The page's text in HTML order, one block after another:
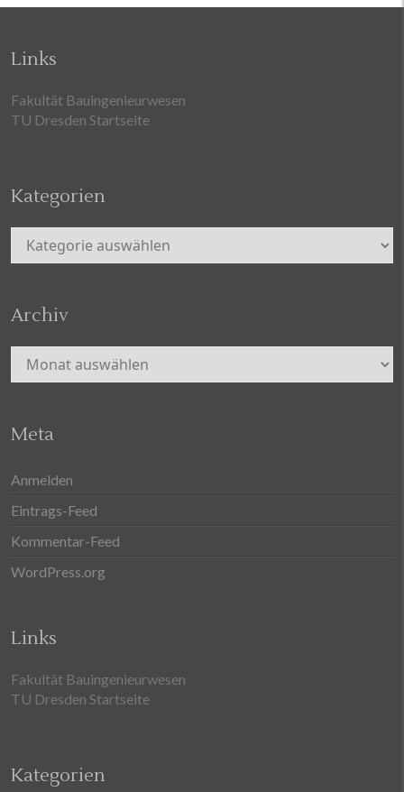
Links
Fakultät Bauingenieurwesen
TU Dresden Startseite
Kategorien
Kategorien
Archiv
Archiv
Meta
Anmelden
Eintrags-Feed
Kommentar-Feed
WordPress.org
Links
Fakultät Bauingenieurwesen
TU Dresden Startseite
Kategorien